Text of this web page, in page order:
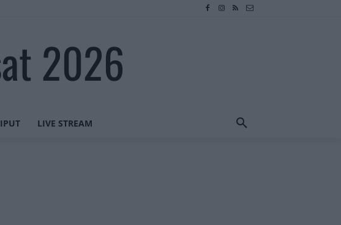
2026
LIVE STREAM